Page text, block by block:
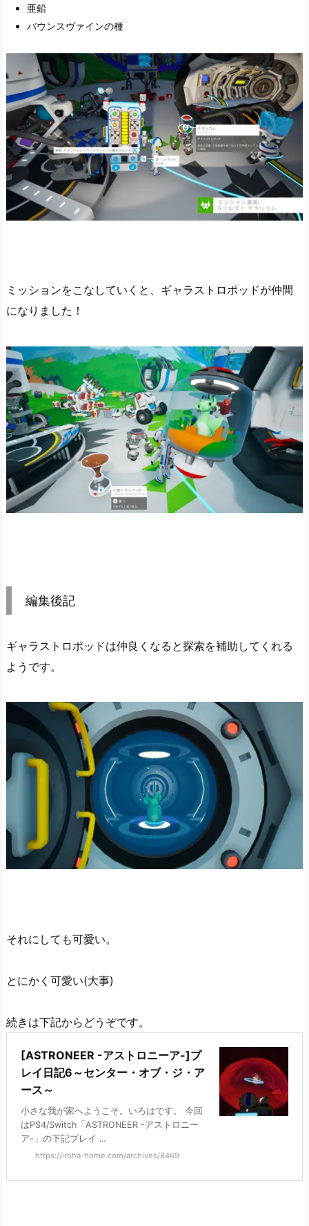
亜鉛
バウンスヴァインの種
ミッションをこなしていくと、ギャラストロポッドが仲間
になりました！
編集後記
ギャラストロポッドは仲良くなると探索を補助してくれる
ようです。
それにしても可愛い。
とにかく可愛い(大事)
続きは下記からどうぞです。
[ASTRONEER -アストロニーア-]プ
レイ日記6～センター・オブ・ジ・ア
ース～
小さな我が家へようこそ。いろはです。 今回
はPS4/Switch「ASTRONEER -アストロニー
ア-」の下記プレイ ...
https://iroha-home.com/archives/8469